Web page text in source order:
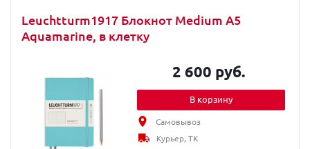
Leuchtturm1917 Блокнот Medium A5
Aquamarine, в клетку
2 600 руб.
В корзину
Самовывоз
Курьер, ТК